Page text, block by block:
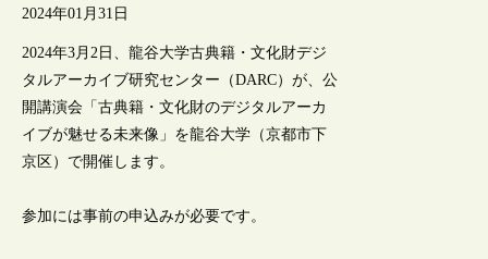
2024年01月31日
2024年3月2日、龍谷大学古典籍・文化財デジ
タルアーカイブ研究センター（DARC）が、公
開講演会「古典籍・文化財のデジタルアーカ
イブが魅せる未来像」を龍谷大学（京都市下
京区）で開催します。
参加には事前の申込みが必要です。